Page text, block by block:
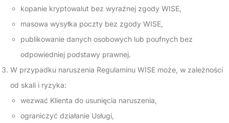
kopanie kryptowalut bez wyraźnej zgody WISE,
masowa wysyłka poczty bez zgody WISE,
publikowanie danych osobowych lub poufnych bez
odpowiedniej podstawy prawnej.
W przypadku naruszenia Regulaminu WISE może, w zależności
od skali i ryzyka:
wezwać Klienta do usunięcia naruszenia,
ograniczyć działanie Usługi,